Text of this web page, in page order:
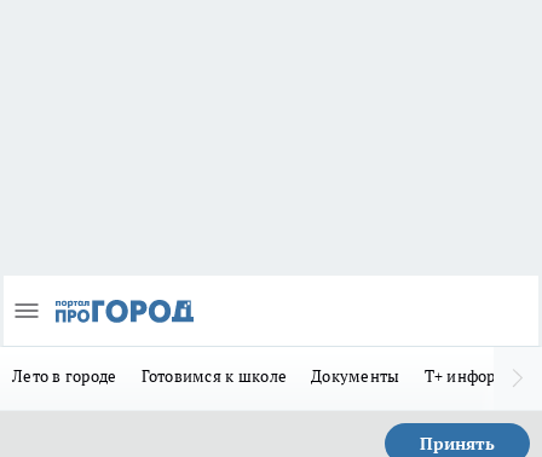
Лето в городе Готовимся к школе Документы Т+
Принять